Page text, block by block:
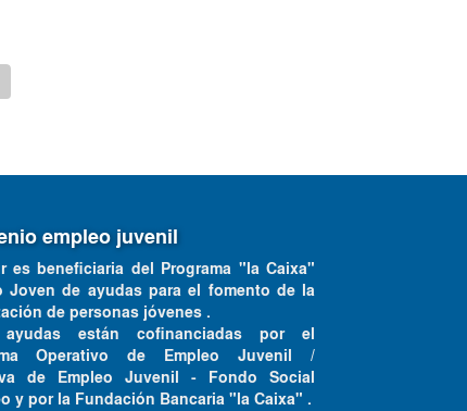
empleo juvenil
es beneficiaria del Programa "la Caixa"
Joven de ayudas para el fomento de la
de personas jóvenes .
ayudas están cofinanciadas por el
Operativo de Empleo Juvenil /
de Empleo Juvenil - Fondo Social
y por la Fundación Bancaria "la Caixa" .